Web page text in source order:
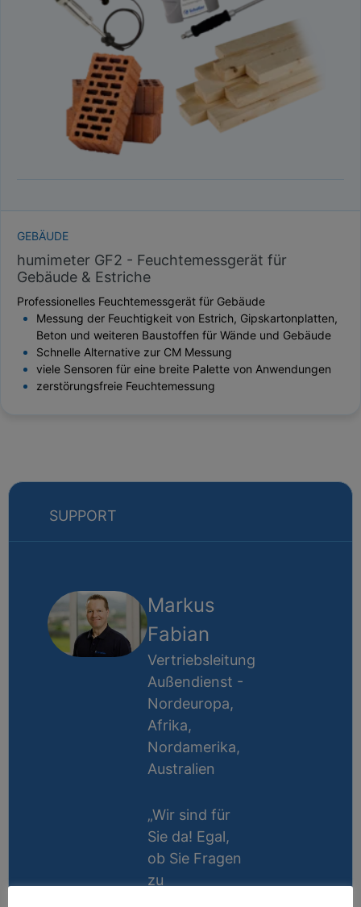
TAUPUNKT
SCHÜTTDICHTE
GEWICHT / MASSE
GEBÄUDE
humimeter GF2 - Feuchtemessgerät für
Gebäude & Estriche
Professionelles Feuchtemessgerät für Gebäude
Messung der Feuchtigkeit von Estrich, Gipskartonplatten,
Beton und weiteren Baustoffen für Wände und Gebäude
Schnelle Alternative zur CM Messung
viele Sensoren für eine breite Palette von Anwendungen
zerstörungsfreie Feuchtemessung
SUPPORT
Markus
Fabian
Vertriebsleitung
Außendienst -
Nordeuropa,
Afrika,
Nordamerika,
Australien
„Wir sind für
Sie da! Egal,
ob Sie Fragen
zu